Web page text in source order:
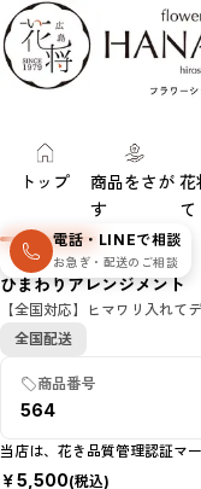
トップ
商品をさが
す
花
て
ひまわりアレンジメント
【全国対応】ヒマワリ入れて
全国配送
商品番号
564
当店は、花き品質管理認証マ
￥5,500(税込)
電話・LINEで相談
お急ぎ・配送のご相談